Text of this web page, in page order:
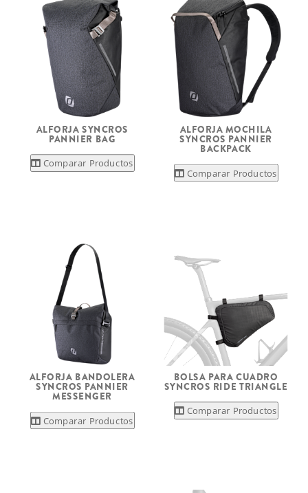
ALFORJA SYNCROS
PANNIER BAG
Comparar Productos
ALFORJA MOCHILA
SYNCROS PANNIER
BACKPACK
Comparar Productos
ALFORJA BANDOLERA
SYNCROS PANNIER
MESSENGER
Comparar Productos
BOLSA PARA CUADRO
SYNCROS RIDE TRIANGLE
Comparar Productos